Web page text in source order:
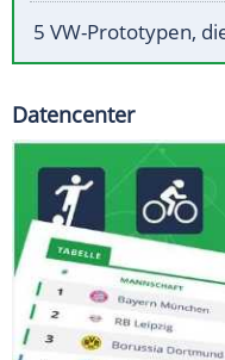
5 VW-Prototypen,
Datencenter